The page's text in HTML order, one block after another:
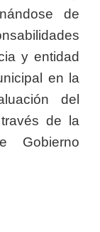
de
y entidad
en la
del
de la
Gobierno